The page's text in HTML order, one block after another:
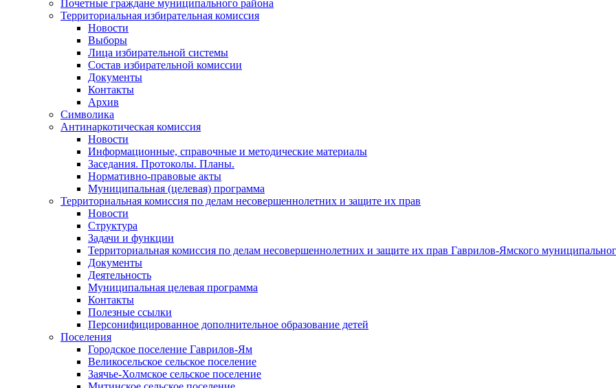
Почетные граждане муниципального района
Территориальная избирательная комиссия
Новости
Выборы
Лица избирательной системы
Состав избирательной комиссии
Документы
Контакты
Архив
Символика
Антинаркотическая комиссия
Новости
Информационные, справочные и методические материалы
Заседания. Протоколы. Планы.
Нормативно-правовые акты
Муниципальная (целевая) программа
Территориальная комиссия по делам несовершеннолетних и защите их прав
Новости
Структура
Задачи и функции
Территориальная комиссия по делам несовершеннолетних и защите их прав Гаврилов-Ямского
Документы
Деятельность
Муниципальная целевая программа
Контакты
Полезные ссылки
Персонифицированное дополнительное образование детей
Поселения
Городское поселение Гаврилов-Ям
Великосельское сельское поселение
Заячье-Холмское сельское поселение